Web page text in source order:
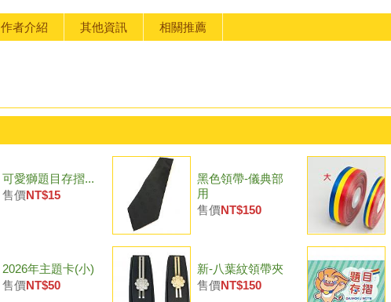
作者介紹 其他資訊 相關推薦
可愛獅題目存摺...
售價NT$15
黑色領帶-儀典部
用
售價NT$150
2026年主題卡(小)
售價NT$50
新-八葉紋領帶夾
售價NT$150